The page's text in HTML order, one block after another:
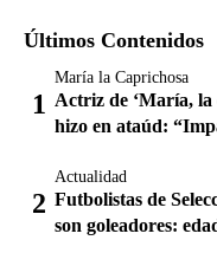
Últimos Contenidos
María la Caprichosa
Actriz de ‘María, la
hizo en ataúd:
Actualidad
Futbolistas de
son goleadores: